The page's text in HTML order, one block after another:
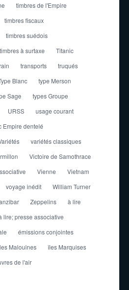
timbres de l'Empire
timbres fiscaux
timbres suédois
timbres à surtaxe
Titanic
transports
truqués
Blanc
type Merson
Sage
types Groupe
URSS
usage courant
Empire dentelé
variétés classiques
Victoire de Samothrace
Vienne
Vietnam
voyage inédit
William Turner
Zeppelins
à lire
lire; presse associative
émissions conjointes
Malouines
îles Marquises
de l'air